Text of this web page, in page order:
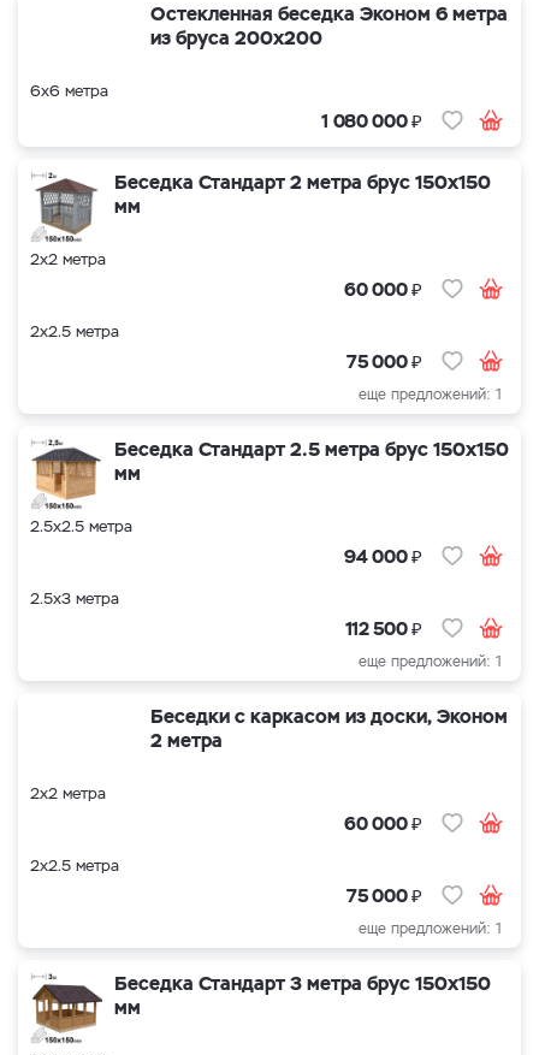
Остекленная беседка Эконом 6 метра
из бруса 200х200
6х6 метра
1 080 000₽
Беседка Стандарт 2 метра брус 150х150
мм
2х2 метра
60 000₽
2х2.5 метра
75 000₽
еще предложений: 1
Беседка Стандарт 2.5 метра брус 150х150
мм
2.5х2.5 метра
94 000₽
2.5х3 метра
112 500₽
еще предложений: 1
Беседки с каркасом из доски, Эконом
2 метра
2х2 метра
60 000₽
2х2.5 метра
75 000₽
еще предложений: 1
Беседка Стандарт 3 метра брус 150х150
мм